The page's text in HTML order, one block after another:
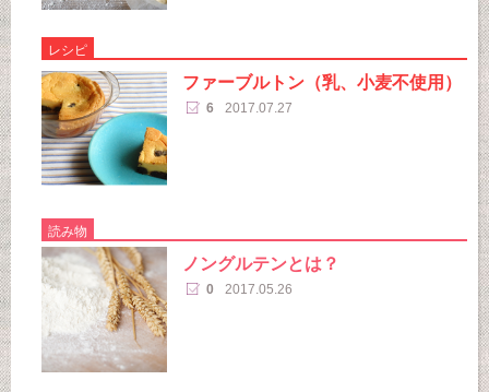
レシピ
ファーブルトン（乳、小麦不使用）
6 2017.07.27
読み物
ノングルテンとは？
0 2017.05.26